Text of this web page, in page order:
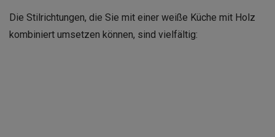
Die Stilrichtungen, die Sie mit einer weiße Küche mit Holz
kombiniert umsetzen können, sind vielfältig: